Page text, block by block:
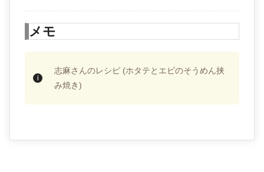
メモ
志麻さんのレシピ (ホタテとエビのそうめん挟
み焼き)